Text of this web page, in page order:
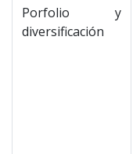
Porfolio y
diversificación